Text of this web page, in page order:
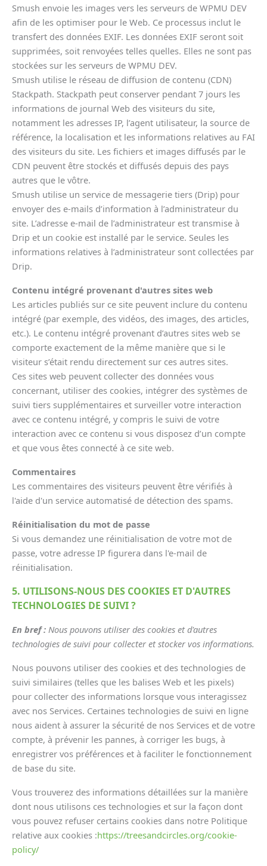
Smush envoie les images vers les serveurs de WPMU DEV
afin de les optimiser pour le Web. Ce processus inclut le
transfert des données EXIF. Les données EXIF seront soit
supprimées, soit renvoyées telles quelles. Elles ne sont pas
stockées sur les serveurs de WPMU DEV.
Smush utilise le réseau de diffusion de contenu (CDN)
Stackpath. Stackpath peut conserver pendant 7 jours les
informations de journal Web des visiteurs du site,
notamment les adresses IP, l’agent utilisateur, la source de
référence, la localisation et les informations relatives au FAI
des visiteurs du site. Les fichiers et images diffusés par le
CDN peuvent être stockés et diffusés depuis des pays
autres que le vôtre.
Smush utilise un service de messagerie tiers (Drip) pour
envoyer des e-mails d’information à l’administrateur du
site. L’adresse e-mail de l’administrateur est transmise à
Drip et un cookie est installé par le service. Seules les
informations relatives à l’administrateur sont collectées par
Drip.
Contenu intégré provenant d'autres sites web
Les articles publiés sur ce site peuvent inclure du contenu
intégré (par exemple, des vidéos, des images, des articles,
etc.). Le contenu intégré provenant d’autres sites web se
comporte exactement de la même manière que si le
visiteur s’était rendu directement sur ces autres sites.
Ces sites web peuvent collecter des données vous
concernant, utiliser des cookies, intégrer des systèmes de
suivi tiers supplémentaires et surveiller votre interaction
avec ce contenu intégré, y compris le suivi de votre
interaction avec ce contenu si vous disposez d’un compte
et que vous êtes connecté à ce site web.
Commentaires
Les commentaires des visiteurs peuvent être vérifiés à
l'aide d'un service automatisé de détection des spams.
Réinitialisation du mot de passe
Si vous demandez une réinitialisation de votre mot de
passe, votre adresse IP figurera dans l'e-mail de
réinitialisation.
5. UTILISONS-NOUS DES COOKIES ET D'AUTRES
TECHNOLOGIES DE SUIVI ?
En bref : Nous pouvons utiliser des cookies et d'autres
technologies de suivi pour collecter et stocker vos informations.
Nous pouvons utiliser des cookies et des technologies de
suivi similaires (telles que les balises Web et les pixels)
pour collecter des informations lorsque vous interagissez
avec nos Services. Certaines technologies de suivi en ligne
nous aident à assurer la sécurité de nos Services et de votre
compte, à prévenir les pannes, à corriger les bugs, à
enregistrer vos préférences et à faciliter le fonctionnement
de base du site.
Vous trouverez des informations détaillées sur la manière
dont nous utilisons ces technologies et sur la façon dont
vous pouvez refuser certains cookies dans notre Politique
relative aux cookies :https://treesandcircles.org/cookie-
policy/